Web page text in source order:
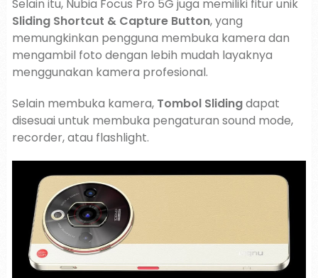
Selain itu, Nubia Focus Pro 5G juga memiliki fitur unik
Sliding Shortcut & Capture Button, yang
memungkinkan pengguna membuka kamera dan
mengambil foto dengan lebih mudah layaknya
menggunakan kamera profesional.
Selain membuka kamera, Tombol Slidingdapat
disesuai untuk membuka pengaturan sound mode,
recorder, atau flashlight.